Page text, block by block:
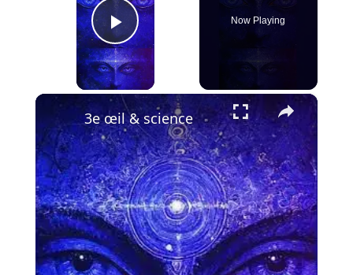
Play Video
Now Playing
×
3e œil & science